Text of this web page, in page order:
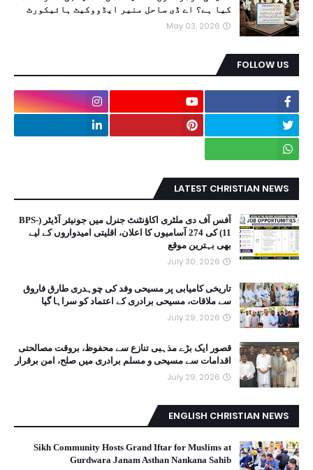
کیا ہے؟ اے ڈی ساحل منیر ایڈووکیٹ ہائیکورٹ
May 03, 2026
FOLLOW US
LATEST CHRISTIAN NEWS
آفس آف دی ملٹری اکاؤنٹنٹ جنرل میں جونیئر آڈیٹر (BPS-
11) کی 274 آسامیوں کا اعلان، اقلیتی امیدواروں کے لیے
بھی بہترین موقع
July 30, 2026
تاریخی کامیابی پر مسیحی وفد کی چوہدری طارق فاروق
سے ملاقات، مسیحی برادری کے اعتماد کو سراہا گیا
July 29, 2026
قصور ایک بڑے مذہبی تنازع سے محفوظ، بروقت مصالحتی
اقدامات سے مسیحی و مسلم برادری میں صلح، امن برقرار
July 29, 2026
ENGLISH CHRISTIAN NEWS
Sikh Community Hosts Grand Iftar for Muslims at
Gurdwara Janam Asthan Nankana Sahib